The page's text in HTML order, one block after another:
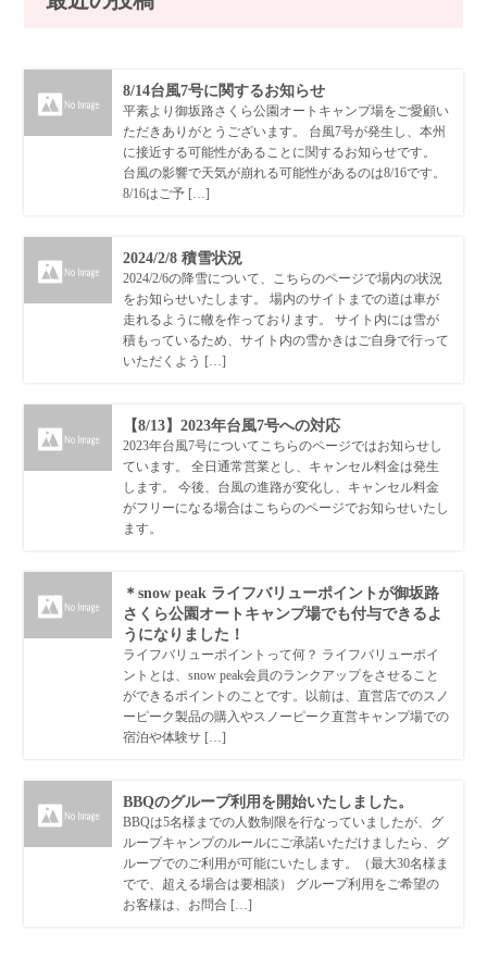
8/14台風7号に関するお知らせ
平素より御坂路さくら公園オートキャンプ場をご愛顧い
ただきありがとうございます。 台風7号が発生し、本州
に接近する可能性があることに関するお知らせです。
台風の影響で天気が崩れる可能性があるのは8/16です。
8/16はご予 […]
2024/2/8 積雪状況
2024/2/6の降雪について、こちらのページで場内の状況
をお知らせいたします。 場内のサイトまでの道は車が
走れるように轍を作っております。 サイト内には雪が
積もっているため、サイト内の雪かきはご自身で行って
いただくよう […]
【8/13】2023年台風7号への対応
2023年台風7号についてこちらのページではお知らせし
ています。 全日通常営業とし、キャンセル料金は発生
します。 今後、台風の進路が変化し、キャンセル料金
がフリーになる場合はこちらのページでお知らせいたし
ます。
＊snow peak ライフバリューポイントが御坂路
さくら公園オートキャンプ場でも付与できるよ
うになりました！
ライフバリューポイントって何？ ライフバリューポイ
ントとは、snow peak会員のランクアップをさせること
ができるポイントのことです。以前は、直営店でのスノ
ーピーク製品の購入やスノーピーク直営キャンプ場での
宿泊や体験サ […]
BBQのグループ利用を開始いたしました。
BBQは5名様までの人数制限を行なっていましたが、グ
ループキャンプのルールにご承諾いただけましたら、グ
ループでのご利用が可能にいたします。（最大30名様ま
でで、超える場合は要相談） グループ利用をご希望の
お客様は、お問合 […]